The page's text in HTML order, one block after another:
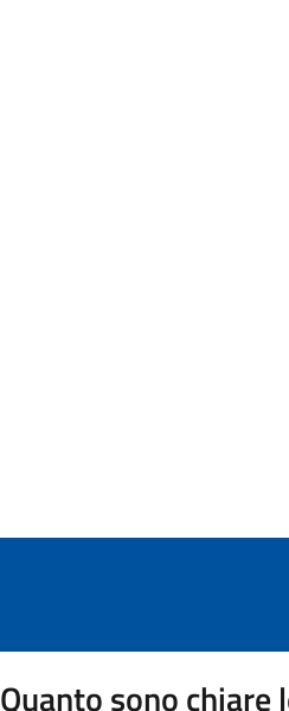
Quanto sono